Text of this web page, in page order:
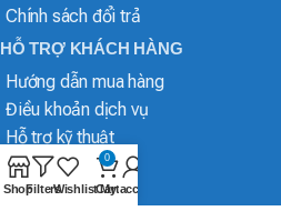
Chính sách đổi trả
HỖ TRỢ KHÁCH HÀNG
Hướng dẫn mua hàng
Điều khoản dịch vụ
Hỗ trợ kỹ thuật
ShopFiltersWishlist
0
Cart
My account